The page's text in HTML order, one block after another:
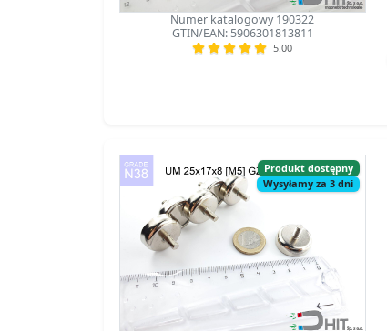
Numer katalogowy 190322
GTIN/EAN: 5906301813811
5.00
Produkt dostępny
Wysyłamy za 3 dni